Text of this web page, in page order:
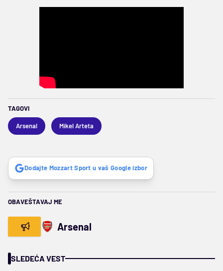
TAGOVI
Arsenal Mikel Arteta
Dodajte Mozzart Sport u vaš Google izbor
OBAVEŠTAVAJ ME
Arsenal
SLEDEĆA VEST